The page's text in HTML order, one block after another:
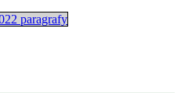
paragrafy